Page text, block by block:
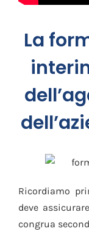
La
Ricordiamo
deve
congrua